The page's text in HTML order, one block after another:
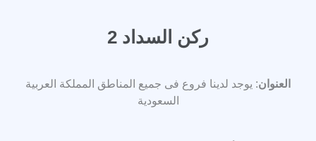
ركن السداد 2
العنوان: يوجد لدينا فروع فى جميع المناطق المملكة العربية
السعودية